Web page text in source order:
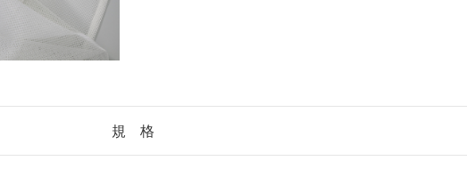
規 格